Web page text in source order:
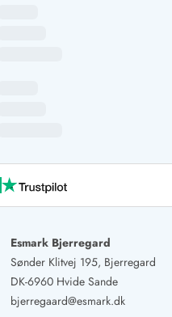
Esmark Bjerregard
Sønder Klitvej 195, Bjerregard
DK-6960 Hvide Sande
bjerregaard@esmark.dk